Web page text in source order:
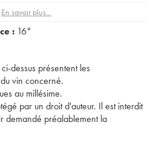
En savoir plus...
: 16°
dessus présentent les
vin concerné.
au millésime.
par un droit d'auteur. Il est interdit
demandé préalablement la